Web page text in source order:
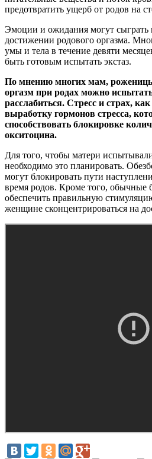
предотвратить ущерб от родов на
Эмоции и ожидания могут
достижении родового оргазма.
умы и тела в течение девяти
быть готовым испытать экстаз.
По мнению многих мам,
оргазм при родах можно
расслабиться. Стресс и страх,
выработку гормонов стресса,
способствовать блокировке
окситоцина.
Для того, чтобы матери
необходимо это планировать.
могут блокировать пути
время родов. Кроме того, обычные
обеспечить правильную
женщине сконцентрироваться на